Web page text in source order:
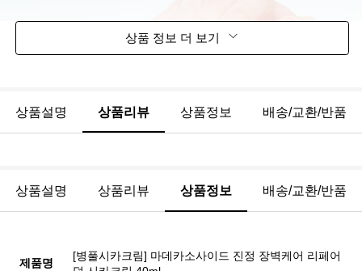
상품 정보 더 보기
상품설명 상품리뷰 상품정보 배송/교환/반품
상품설명 상품리뷰 상품정보 배송/교환/반품
제품명
[병풀시카크림] 마데카소사이드 진정 장벽케어 리페어